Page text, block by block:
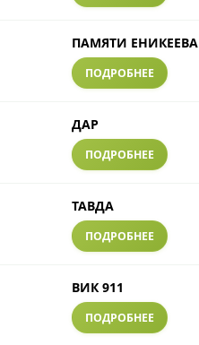
ПАМЯТИ ЕНИКЕЕВА
ПОДРОБНЕЕ
ДАР
ПОДРОБНЕЕ
ТАВДА
ПОДРОБНЕЕ
ВИК 911
ПОДРОБНЕЕ